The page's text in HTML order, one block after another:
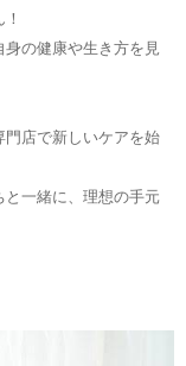
身の健康や生き方を見
門店で新しいケアを始
と一緒に、理想の手元